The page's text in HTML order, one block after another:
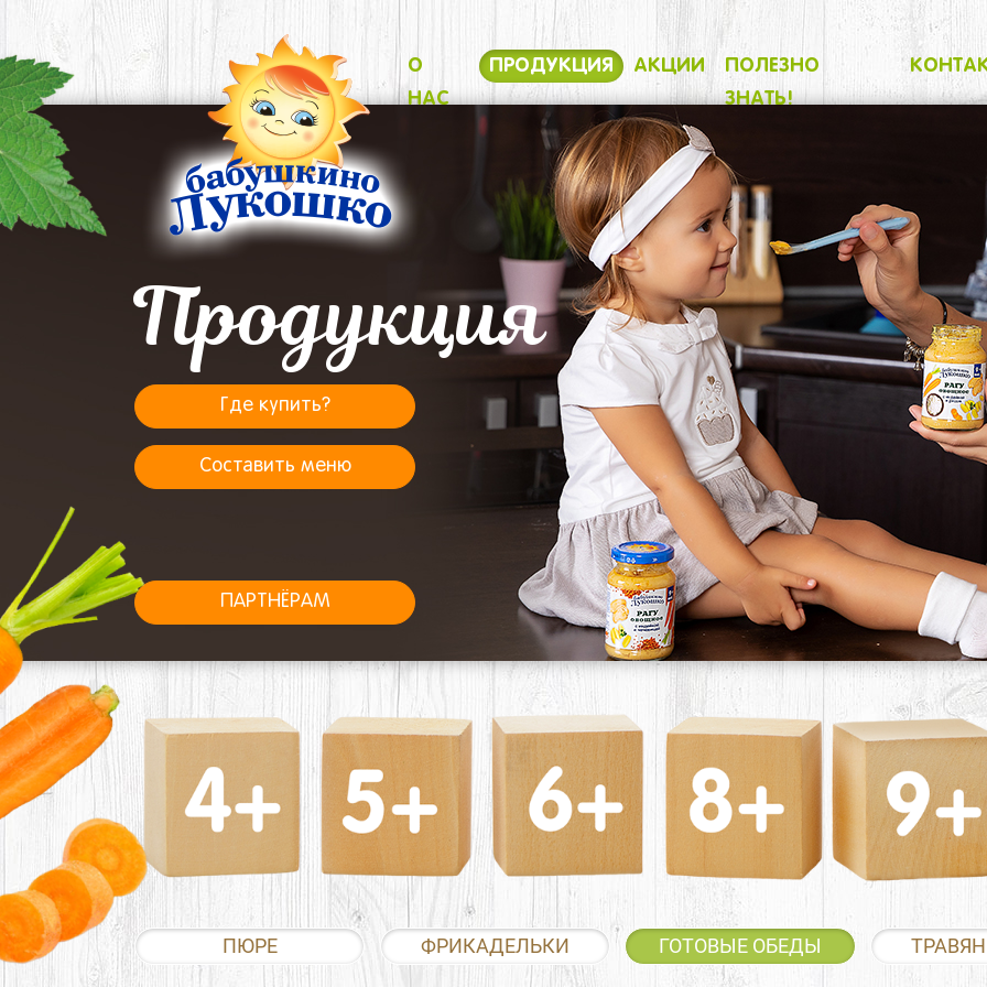
О
НАС
ПРОДУКЦИЯ АКЦИИ
ПОЛЕЗНО
ЗНАТЬ!
Продукция
Где купить?
Составить меню
ПАРТНЁРАМ
ПЮРЕ ФРИКАДЕЛЬКИ ГОТОВЫЕ ОБЕДЫ